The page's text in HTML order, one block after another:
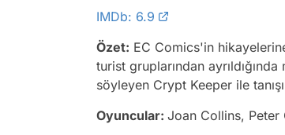
IMDb: 6.9
Özet: EC Comics'in
turist gruplarından
söyleyen Crypt Keeper ile
Oyuncular: Joan Collins, Peter